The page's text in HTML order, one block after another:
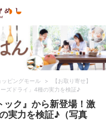
ッピングモール >
【お取り寄せ】
ズドライ」4種の実力を検証♪
ック』から新登場！激
実力を検証♪（写真